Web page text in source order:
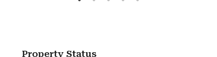
Property Status